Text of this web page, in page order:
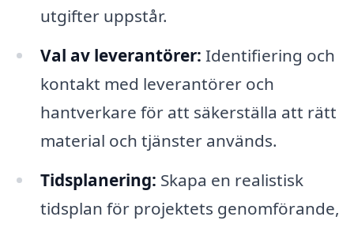
utgifter uppstår.
Val av leverantörer: Identifiering och
kontakt med leverantörer och
hantverkare för att säkerställa att rätt
material och tjänster används.
Tidsplanering: Skapa en realistisk
tidsplan för projektets genomförande,